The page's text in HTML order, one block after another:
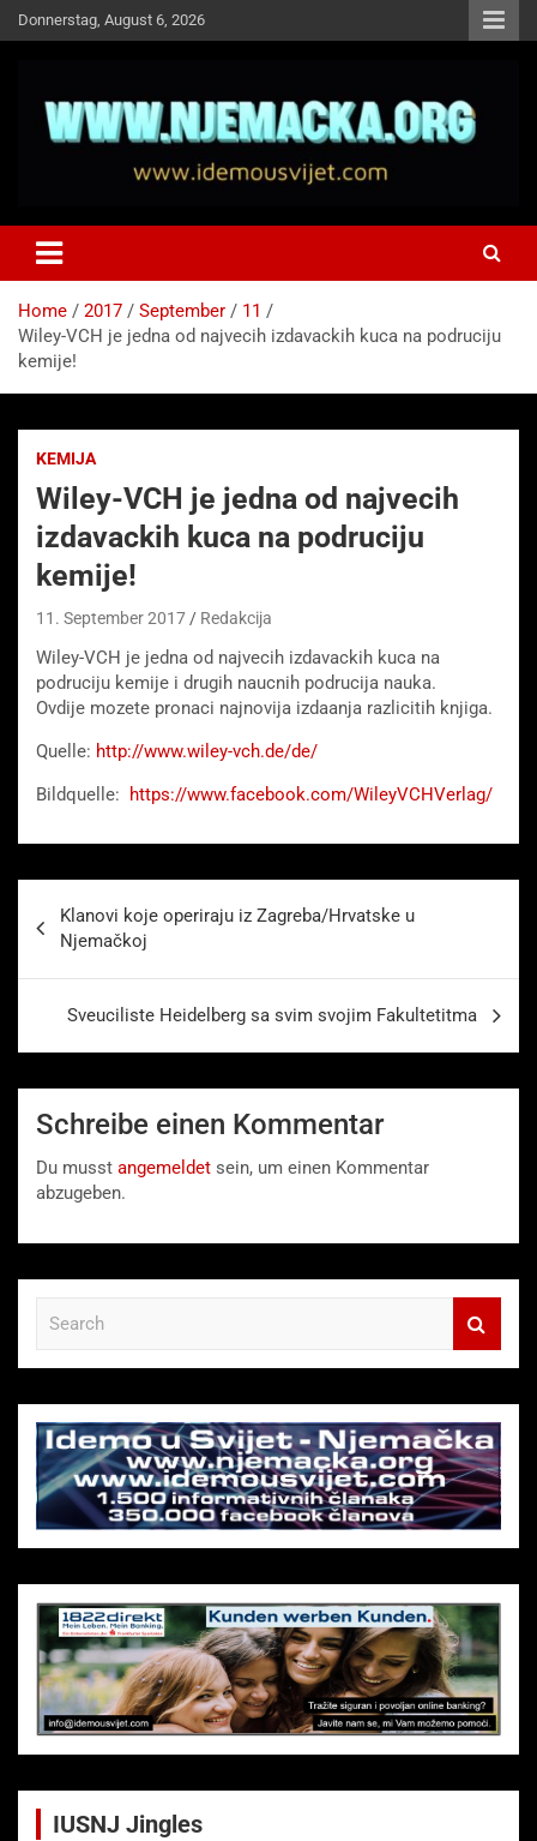
Skip
to
Donnerstag, August 6, 2026
Idemo u Svijet-Njemacka!
Home 2017 September
11
Wiley-VCH je jedna od najvecih izdavackih kuca na podruciju
kemije!
KEMIJA
Wiley-VCH je jedna od najvecih
izdavackih kuca na podruciju
kemije!
11. September 2017 Redakcija
Wiley-VCH je jedna od najvecih izdavackih kuca na
podruciju kemije i drugih naucnih podrucija nauka.
Ovdije mozete pronaci najnovija izdaanja razlicitih knjiga.
Quelle: http://www.wiley-vch.de/de/
Bildquelle:
https://www.facebook.com/WileyVCHVerlag/
Klanovi koje operiraju iz Zagreba/Hrvatske u
Njemačkoj
Sveuciliste Heidelberg sa svim svojim Fakultetitma
Schreibe einen Kommentar
Du musst angemeldet sein, um einen Kommentar
abzugeben.
c
h
IUSNJ Jingles